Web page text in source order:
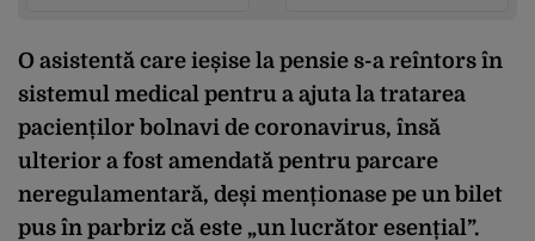
O asistentă care ieșise la pensie s-a reîntors în
sistemul medical pentru a ajuta la tratarea
pacienților bolnavi de coronavirus, însă
ulterior a fost amendată pentru parcare
neregulamentară, deși menționase pe un bilet
pus în parbriz că este „un lucrător esențial”.